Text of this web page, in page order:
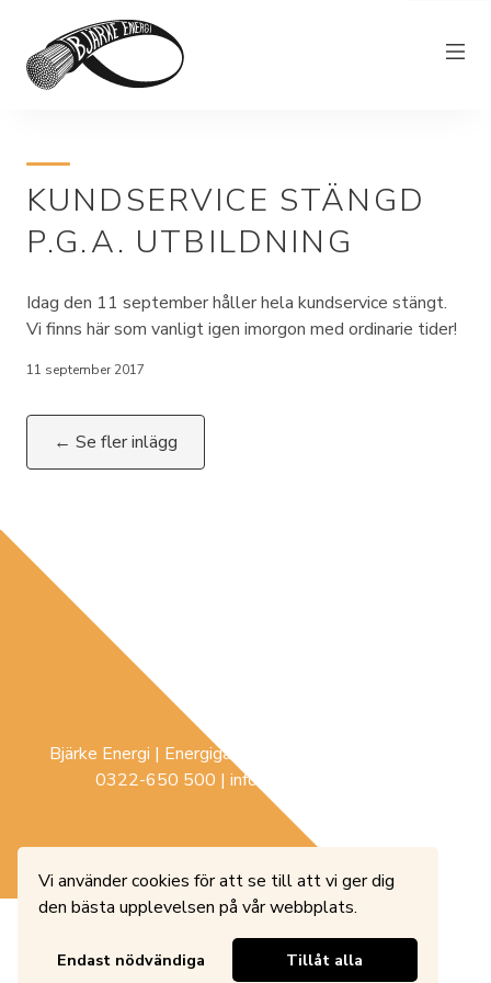
Elhandel
Bjärkefiber
Om Bjärke Energi
Kundservice
Elproducent
KUNDSERVICE STÄNGD
P.G.A. UTBILDNING
Idag den 11 september håller hela kundservice stängt.
Vi finns här som vanligt igen imorgon med ordinarie tider!
11 september 2017
← Se fler inlägg
Bjärke Energi | Energigatan 3 |
0322-650 500 | info@bjerke-energi.se
Vi använder cookies för att se till att vi ger dig
den bästa upplevelsen på vår webbplats.
Endast nödvändiga Tillåt alla